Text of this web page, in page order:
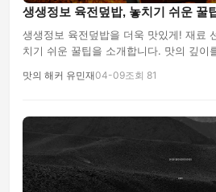
생생정보 육전덮밥, 놓치기 쉬운 꿀
생생정보 육전덮밥을 더욱 맛있게! 재료
치기 쉬운 꿀팁을 소개합니다. 맛의 깊이
맛의 해커 유민재04-09조회 81